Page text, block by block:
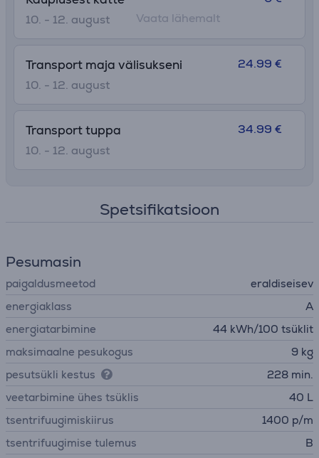
10. - 12. august
Vaata lähemalt
Transport maja välisukseni
10. - 12. august
24.99 €
Transport tuppa
10. - 12. august
34.99 €
Spetsifikatsioon
Pesumasin
paigaldusmeetod
eraldiseisev
energiaklass
A
energiatarbimine
44 kWh/100 tsüklit
maksimaalne pesukogus
9 kg
pesutsükli kestus
228 min.
veetarbimine ühes tsüklis
40 L
tsentrifuugimiskiirus
1400 p/m
tsentrifuugimise tulemus
B